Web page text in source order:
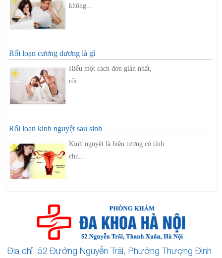
không...
Rối loạn cương dương là gì
Hiểu một cách đơn giản nhất,
rối...
Rối loạn kinh nguyệt sau sinh
Kinh nguyệt là hiện tượng có tính
chu...
Địa chỉ: 52 Đường Nguyễn Trãi, Phường Thượng Đình